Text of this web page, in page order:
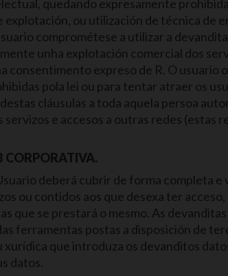
quedando expresamente
ou utilización de técnica de
comprométese a utilizar a
unha explotación comercial dos
expreso de R. O usuario
pola lei ou para tentar atraer os
cláusulas a toda aquela persoa
e accesos a outras redes
CORPORATIVA.
deberá cubrir de forma completa
ou contidos aos que desexa ter
que se prestará o mesmo. As
ferramentas postas a disposición de
que introduza os devanditos
datos.